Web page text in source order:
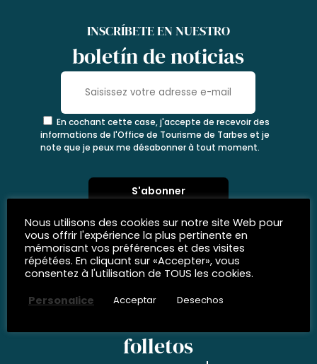
INSCRÍBETE EN NUESTRO
boletín de noticias
En cochant cette case, j'accepte de recevoir des
informations de l'Office de Tourisme de Tarbes et je
note que je peux me désabonner à tout moment.
folletos
Nous utilisons des cookies sur notre site Web pour
vous offrir l'expérience la plus pertinente en
mémorisant vos préférences et des visites
répétées. En cliquant sur «Accepter», vous
consentez à l'utilisation de TOUS les cookies.
Personalice
Acceptar Desechos